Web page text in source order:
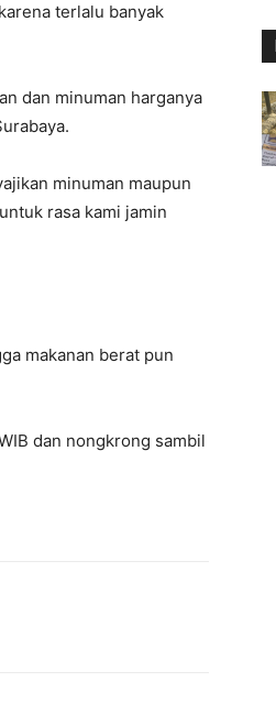
terlalu banyak
dan minuman harganya
minuman maupun
rasa kami jamin
makanan berat pun
dan nongkrong sambil